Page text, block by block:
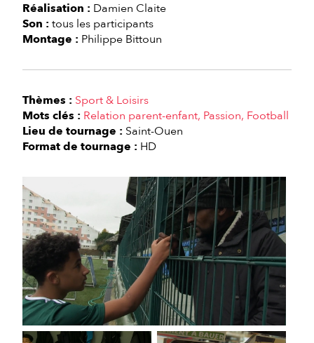
Réalisation : Damien Claite
Son : tous les participants
Montage : Philippe Bittoun
Thèmes : Sport & Loisirs
Mots clés : Relation parent-enfant Passion Football
Lieu de tournage : Saint-Ouen
Format de tournage : HD